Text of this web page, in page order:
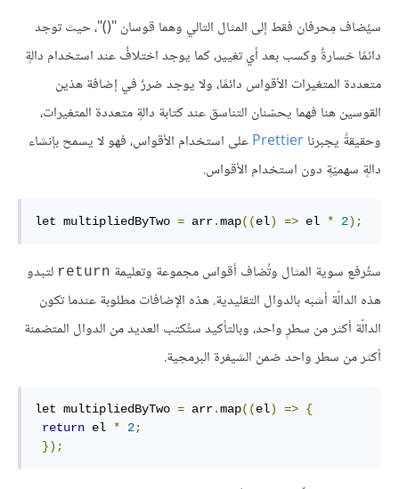
سيُضاف مِحرفان فقط إلى المثال التالي وهما قوسان "()"، حيث توجد
دائمًا خسارةٌ وكسب بعد أي تغيير، كما يوجد اختلافُ عند استخدام دالةٍ
متعددة المتغيرات الأقواس دائمًا، ولا يوجد ضررٌ في إضافة هذين
القوسين هنا فهما يحسّنان التناسق عند كتابة دالةٍ متعددة المتغيرات،
وحقيقةً يجبرناPrettierعلى استخدام الأقواس، فهو لا يسمح بإنشاء
دالةٍ سهميّةٍ دون استخدام الأقواس.
let multipliedByTwo = arr.map((el) => el * 2);
ستُرفع سوية المثال وتُضاف أقواس مجموعة وتعليمة return لتبدو
هذه الدالّة أشبه بالدوال التقليدية. هذه الإضافات مطلوبة عندما تكون
الدالّة أكثر من سطرٍ واحد، وبالتأكيد ستُكتب العديد من الدوال المتضمنة
أكثر من سطر واحد ضمن الشيفرة البرمجية.
let multipliedByTwo = arr.map((el) => {
return el * 2;
});